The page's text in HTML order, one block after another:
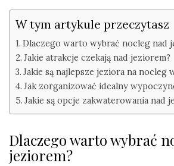
W tym artykule przeczytasz
Dlaczego warto wybrać nocleg nad
Jakie atrakcje czekają nad jeziorem?
Jakie są najlepsze jeziora na nocleg
Jak zorganizować idealny
Jakie są opcje zakwaterowania nad
Dlaczego warto wybrać
jeziorem?